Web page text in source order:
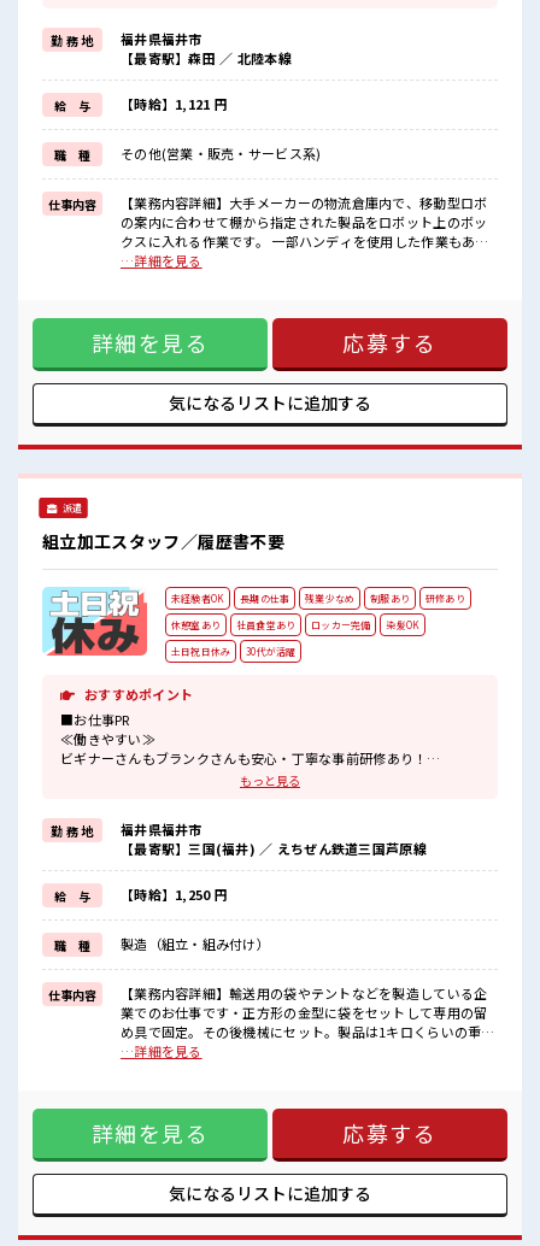
週末は家族や友人と一緒にプライベート満喫！
≪モチベーションもUP≫
派手過ぎなければ髪型や髪色自由♪
(規定有)制服があると毎日の服選びに悩まずOK♪
≪未経験の方も大カンゲイ≫
新しいことにチャレンジするのは不安だけど、
しっかり働く環境が整っています！
イチからスキルUP・ステップUP目指していきましょう！
≪収入アップを目指せる≫
高時給だらけの派遣のお仕事です！
■職場の雰囲気
キバツ過ぎなければ髪色・髪型は自由！
社会人経験が浅くてもOK！
ここから経験積んでいきましょ！
勤 務 地
福井県福井市
【最寄駅】森田 ／ 北陸本線
給 与 【時給】1,121 円
職 種 その他(営業・販売・サービス系)
仕事内容
【業務内容詳細】大手メーカーの物流倉庫内で、移動型ロボ
の案内に合わせて棚から指定された製品をロボット上のボッ
クスに入れる作業です。 一部ハンディを使用した作業もあり
ます。 システム管理されているのでミスなども起きにくく、
希望される方にオススメ。 残業は月20時間以上あります♪ ≪
週休2日制≫ 週末は家族や友人と一緒にプライベート満喫！
≪モチベーションもUP≫ 派手過ぎなければ髪型や髪色自由♪
(規定有)制服があると毎日の服選びに悩まずOK♪ ≪未経験の
方も大カンゲイ≫ 新しいことにチャレンジするのは不安だけ
ど、 しっかり働く環境が整っています！ イチからスキルUP・
≫ 高時給だらけの派遣のお仕事です！ ■職場の雰囲気 キバツ
過ぎなければ髪色・髪型は自由！ あなたの個性を大事にでき
…詳細を見る
詳細を見る 応募する
気になるリストに追加する
派遣
組立加工スタッフ／履歴書不要
未経験者OK 長期の仕事 残業少なめ 制服あり
研修あり
休憩室あり
社員食堂あり ロッカー完備
染髪OK
土日祝日休み
30代が活躍
おすすめポイント
■お仕事PR
≪働きやすい≫
ビギナーさんもブランクさんも安心・丁寧な事前研修あり！
残業はほとんどナシ！
≪土日祝休のお仕事≫
家族や友人と一緒にプライベート満喫！
≪髪色自由で自分らしく働く≫
明るすぎたり奇抜でなければ基本的に自由！
(規定有)≪機能的な制服アリ≫
制服があるので、
毎日の服装の悩み解消♪
≪自分に向いている仕事が探せる≫
困った事などがあれば、
担当がしっかりサポートします！
■職場の雰囲気
のんびりスマホチェック♪
土日祝休みなので、
ON/OFFの切替もしやすい！
もっと見る
勤 務 地
福井県福井市
【最寄駅】三国(福井) ／ えちぜん鉄道三国芦原線
給 与 【時給】1,250 円
職 種 製造（組立・組み付け）
仕事内容
【業務内容詳細】輸送用の袋やテントなどを製造している企
業でのお仕事です・正方形の金型に袋をセットして専用の留
め具で固定。その後機械にセット。製品は1キロくらいの重さ
で重量物はありません。・ 匂いもなく、空調完備の職場です
寧な事前研修あり！ ≪プライベートが充実する≫ 場合によっ
てはお願いすることもありますが、 残業はほとんどナシ！ ≪
土日祝休のお仕事≫ 家族や友人と一緒にプライベート満喫！
≪髪色自由で自分らしく働く≫ 明るすぎたり奇抜でなければ
基本的に自由！ (規定有)≪機能的な制服アリ≫ 制服があるの
で、 毎日の服装の悩み解消♪ ≪自分に向いている仕事が探せ
…詳細を見る
詳細を見る 応募する
気になるリストに追加する